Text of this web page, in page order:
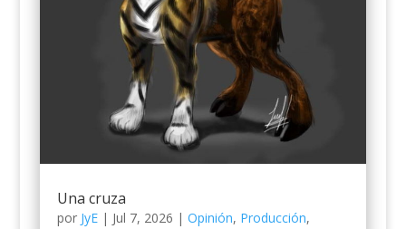
Una cruza
por JyE| Jul 7, 2026 | Opinión, Producción,